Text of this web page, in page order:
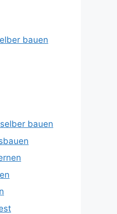
bauen
bauen